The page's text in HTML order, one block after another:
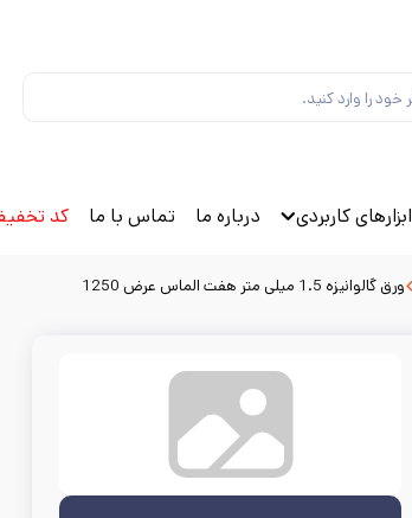
ابزارهای کاربردی درباره ما تماس با ما کد
ورق گالوانیزه 1.5 میلی متر هفت الماس عرض 1250